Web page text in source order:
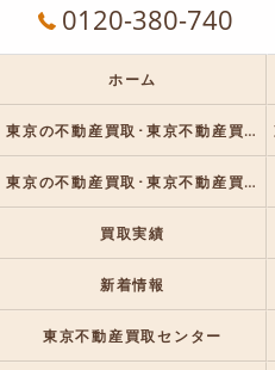
0120-380-740
ホーム
東京の不動産買取･東京不動産買取センターの口コミ情報
東京の不動産買取･東京不動産買取センターのお客様の声
買取実績
新着情報
東京不動産買取センター